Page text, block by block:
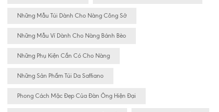
Những Mẫu Túi Dành Cho Nàng Công Sở
Những Mẫu Ví Dành Cho Nàng Bánh Bèo
Những Phụ Kiện Cần Có Cho Nàng
Những Sản Phẩm Túi Da Saffiano
Phong Cách Mặc Đẹp Của Đàn Ông Hiện Đại